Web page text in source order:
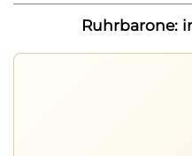
Ruhrbarone: